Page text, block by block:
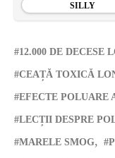
SILLY
12.000 DE DECESE
CEAȚĂ TOXICĂ
EFECTE POLUARE
LECȚII DESPRE
MARELE SMOG